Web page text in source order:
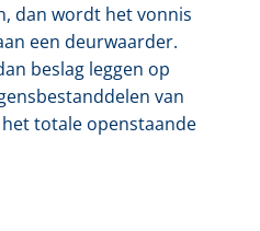
dan wordt het vonnis
een deurwaarder.
beslag leggen op
van
totale openstaande